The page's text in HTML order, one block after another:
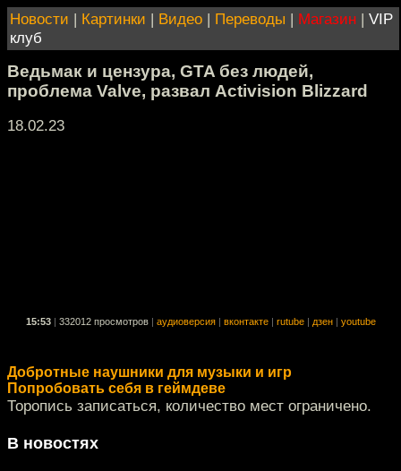
Новости | Картинки | Видео | Переводы | Магазин | VIP
клуб
Ведьмак и цензура, GTA без людей,
проблема Valve, развал Activision Blizzard
18.02.23
15:53 332012 просмотров аудиоверсия вконтакте rutube дзен youtube
Добротные наушники для музыки и игр
Попробовать себя в геймдеве
Торопись записаться, количество мест ограничено.
В новостях